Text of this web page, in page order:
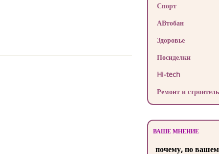
Спорт
АВтобан
Здоровье
Посиделки
Hi-tech
Ремонт и
ВАШЕ МНЕНИЕ
почему, по